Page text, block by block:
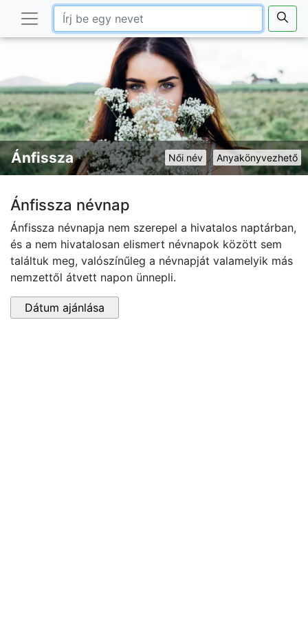
Anyakönyvezhető
Női név
Ánfissza
Ánfissza névnap
Ánfissza névnapja nem szerepel a hivatalos naptárban,
és a nem hivatalosan elismert névnapok között sem
találtuk meg, valószínűleg a névnapját valamelyik más
nemzettől átvett napon ünnepli.
Dátum ajánlása